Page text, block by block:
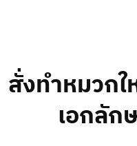
สั่งทำหมวก
เอกลัก